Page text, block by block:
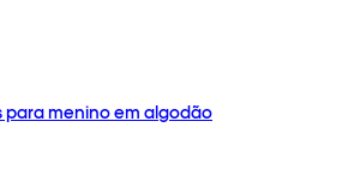
menino em algodão